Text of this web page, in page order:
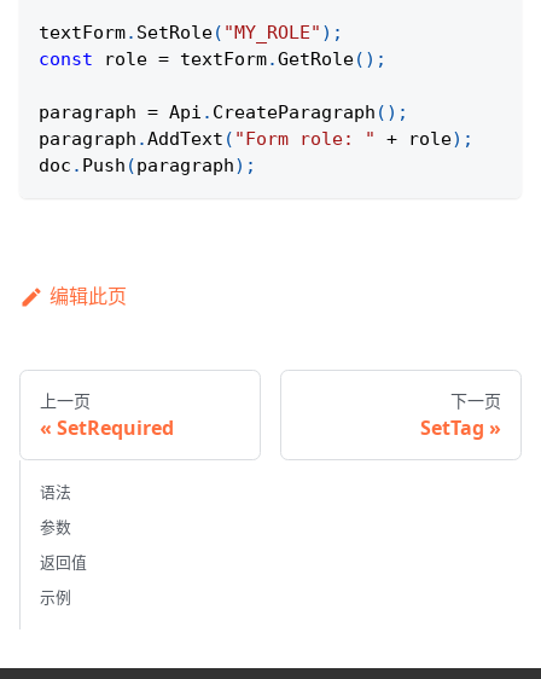
textForm. SetRole( "MY_ROLE" ) ;
const role = textForm.GetRole( ) ;
paragraph = Api . CreateParagraph ( ) ;
paragraph .AddText ( "Form role: " + role) ;
doc . Push (paragraph) ;
编辑此页
上一页
SetRequired
下一页
SetTag
语法
参数
返回值
示例